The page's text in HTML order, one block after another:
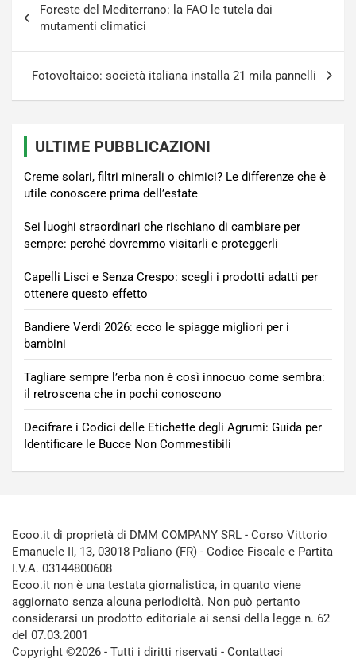
articoli
Foreste del Mediterrano: la FAO le tutela dai
mutamenti climatici
Fotovoltaico: società italiana installa 21 mila pannelli
ULTIME PUBBLICAZIONI
Creme solari, filtri minerali o chimici? Le differenze che è
utile conoscere prima dell’estate
Sei luoghi straordinari che rischiano di cambiare per
sempre: perché dovremmo visitarli e proteggerli
Capelli Lisci e Senza Crespo: scegli i prodotti adatti per
ottenere questo effetto
Bandiere Verdi 2026: ecco le spiagge migliori per i
bambini
Tagliare sempre l’erba non è così innocuo come sembra:
il retroscena che in pochi conoscono
Decifrare i Codici delle Etichette degli Agrumi: Guida per
Identificare le Bucce Non Commestibili
Ecoo.it di proprietà di DMM COMPANY SRL - Corso Vittorio
Emanuele II, 13, 03018 Paliano (FR) - Codice Fiscale e Partita
I.V.A. 03144800608
Ecoo.it non è una testata giornalistica, in quanto viene
aggiornato senza alcuna periodicità. Non può pertanto
considerarsi un prodotto editoriale ai sensi della legge n. 62
del 07.03.2001
Copyright ©2026 - Tutti i diritti riservati - Contattaci